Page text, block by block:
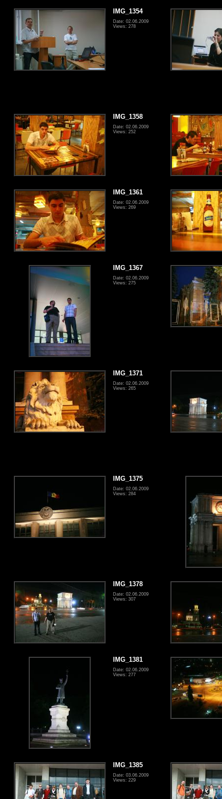
IMG_1354
Date: 02.06.2009
Views: 278
IMG_1358
Date: 02.06.2009
Views: 252
IMG_1361
Date: 02.06.2009
Views: 269
IMG_1367
Date: 02.06.2009
Views: 275
IMG_1371
Date: 02.06.2009
Views: 265
IMG_1375
Date: 02.06.2009
Views: 284
IMG_1378
Date: 02.06.2009
Views: 307
IMG_1381
Date: 02.06.2009
Views: 277
IMG_1385
Date: 03.06.2009
Views: 229